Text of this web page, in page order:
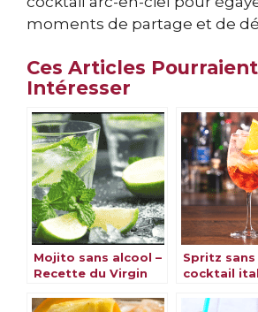
moments de partage et de
Ces Articles
Intéresser
Mojito sans alcool –
Recette du Virgin
Spritz
cocktail